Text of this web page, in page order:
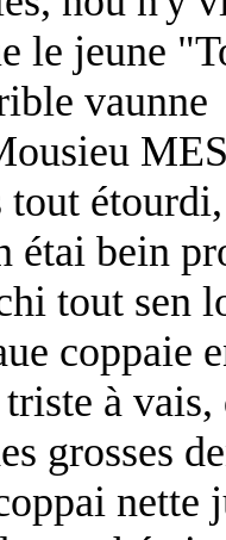
le jeune
vaunne
étourdi,
étai bein
tout sen
coppaie
à vais,
nette